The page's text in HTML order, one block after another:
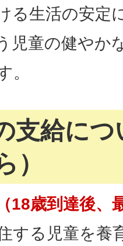
る生活の安定
児童の健やか
。
支給に
）
18歳到達後、
する児童を養